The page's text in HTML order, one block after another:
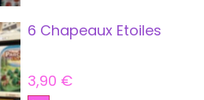
6 Chapeaux Etoiles
3,90 €